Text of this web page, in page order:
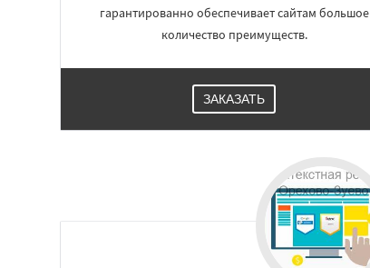
гарантированно обеспечивает сайтам большое
количество преимуществ.
ЗАКАЗАТЬ